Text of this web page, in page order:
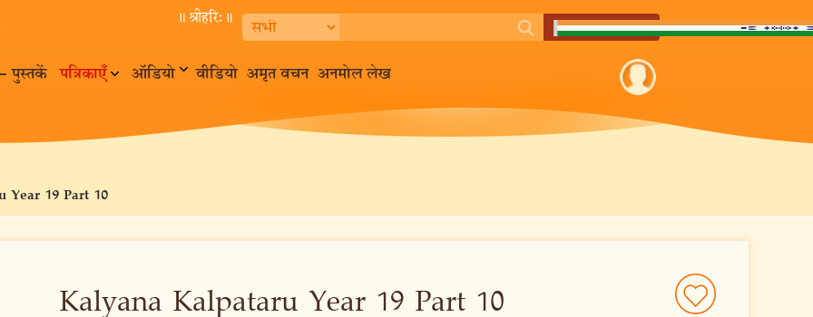
॥ श्रीहरि:॥
पुस्तकें पत्रिकाएँ ऑडियो वीडियो अमृत वचन अनमोल लेख
Year 19 Part 10
Kalyana Kalpataru Year 19 Part 10